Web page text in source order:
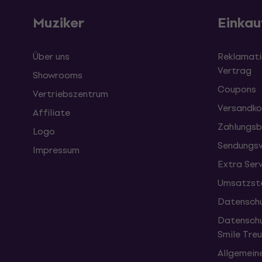
Muziker
Über uns
Showrooms
Vertriebszentrum
Affiliate
Logo
Impressum
Vertrag
Coupons
Extra
Smile